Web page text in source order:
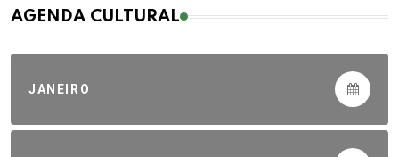
AGENDA CULTURAL
JANEIRO